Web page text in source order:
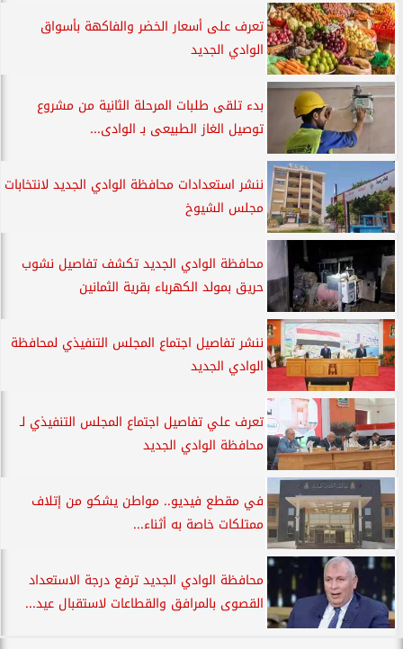
تعرف على أسعار الخضر والفاكهة بأسواق
الوادي الجديد
بدء تلقى طلبات المرحلة الثانية من مشروع
توصيل الغاز الطبيعى بـ الوادى...
ننشر استعدادات محافظة الوادي الجديد لانتخابات
مجلس الشيوخ
محافظة الوادي الجديد تكشف تفاصيل نشوب
حريق بمولد الكهرباء بقرية الثمانين
ننشر تفاصيل اجتماع المجلس التنفيذي لمحافظة
الوادي الجديد
تعرف علي تفاصيل اجتماع المجلس التنفيذي لـ
محافظة الوادي الجديد
في مقطع فيديو.. مواطن يشكو من إتلاف
ممتلكات خاصة به أثناء...
محافظة الوادي الجديد ترفع درجة الاستعداد
القصوى بالمرافق والقطاعات لاستقبال عيد...